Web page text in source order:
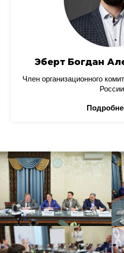
Эберт Богдан
Член организационного
России